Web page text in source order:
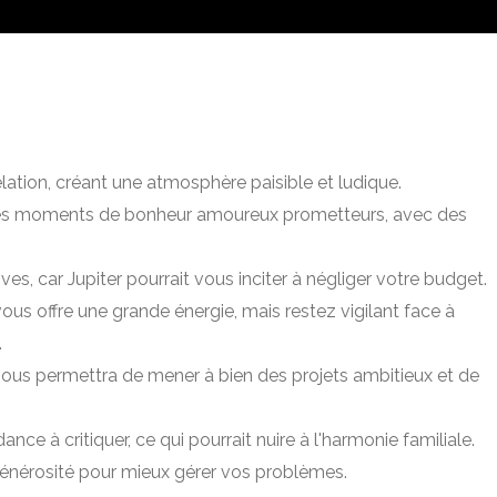
créant une atmosphère paisible et ludique.
moments de bonheur amoureux prometteurs, avec des
car Jupiter pourrait vous inciter à négliger votre budget.
offre une grande énergie, mais restez vigilant face à
permettra de mener à bien des projets ambitieux et de
à critiquer, ce qui pourrait nuire à l'harmonie familiale.
pour mieux gérer vos problèmes.